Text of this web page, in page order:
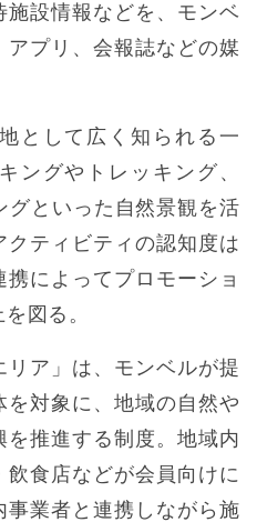
設情報などを、モンベ
プリ、会報誌などの媒
として広く知られる一
ングやトレッキング、
グといった自然景観を活
ティビティの認知度は
によってプロモーショ
図る。
リア」は、モンベルが提
対象に、地域の自然や
推進する制度。地域内
食店などが会員向けに
業者と連携しながら施